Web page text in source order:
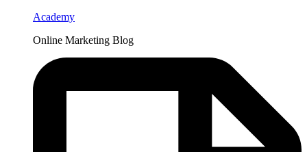
Academy
Online Marketing Blog